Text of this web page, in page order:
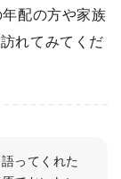
配の方や家族
れてみてくだ
ってくれた